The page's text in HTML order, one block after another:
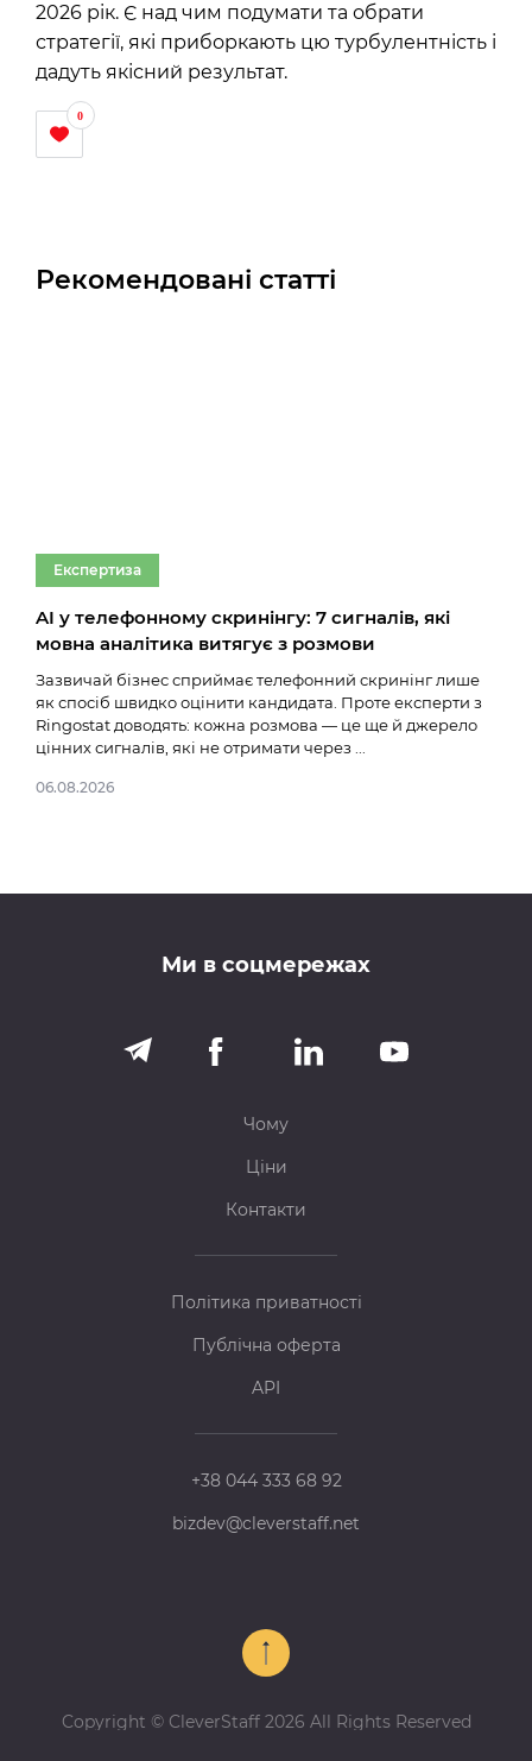
2026 рік. Є над чим подумати та обрати
стратегії, які приборкають цю турбулентність і
дадуть якісний результат.
0
Рекомендовані статті
Експертиза
AI у телефонному скринінгу: 7 сигналів, які
мовна аналітика витягує з розмови
Зазвичай бізнес сприймає телефонний скринінг лише
як спосіб швидко оцінити кандидата. Проте експерти з
Ringostat доводять: кожна розмова — це ще й джерело
цінних сигналів, які не отримати через ...
06.08.2026
Ми в соцмережах
Чому
Ціни
Контакти
Політика приватності
Публічна оферта
API
+38 044 333 68 92
bizdev@cleverstaff.net
Copyright © CleverStaff 2026 All Rights Reserved